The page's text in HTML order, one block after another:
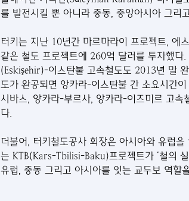
를 발전시킬 뿐 아니라 중동, 중앙아시아 그리
터키는 지난 10년간 마르마라이 프로젝트, 에
같은 철도 프로젝트에 260억 달러를 투자했
(Eskişehir)-이스탄불 고속철도도 2013년 말
도가 완공되면 앙카라-이스탄불 간 소요시간
시바스, 앙카라-부르사, 앙카라-이즈미르 고
다.
더불어, 터키철도공사 회장은 아시아와 유럽
는 KTB(Kars-Tbilisi-Baku)프로젝트가 ‘철의
유럽, 중동 그리고 아시아를 잇는 교두보 역할